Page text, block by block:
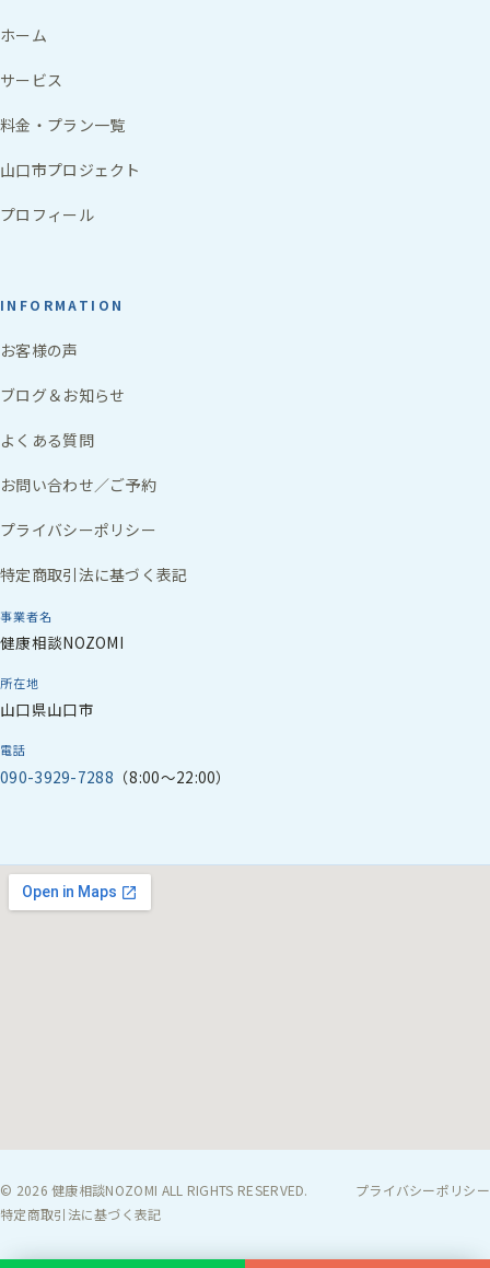
ホーム
サービス
料金・プラン一覧
山口市プロジェクト
プロフィール
INFORMATION
お客様の声
ブログ＆お知らせ
よくある質問
お問い合わせ／ご予約
プライバシーポリシー
特定商取引法に基づく表記
事業者名
健康相談NOZOMI
所在地
山口県山口市
電話
090-3929-7288 （8:00〜22:00）
© 2026 健康相談NOZOMI ALL RIGHTS RESERVED.
プライバシーポリシー
特定商取引法に基づく表記